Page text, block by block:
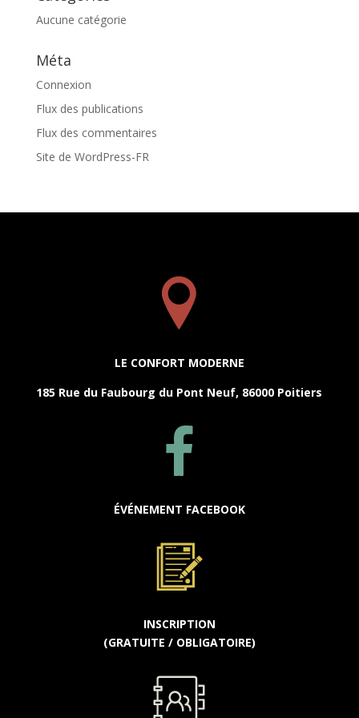
Aucune catégorie
Méta
Connexion
Flux des publications
Flux des commentaires
Site de WordPress-FR
LE CONFORT MODERNE
185 Rue du Faubourg du Pont Neuf, 86000 Poitiers
ÉVÉNEMENT FACEBOOK
INSCRIPTION
(GRATUITE / OBLIGATOIRE)